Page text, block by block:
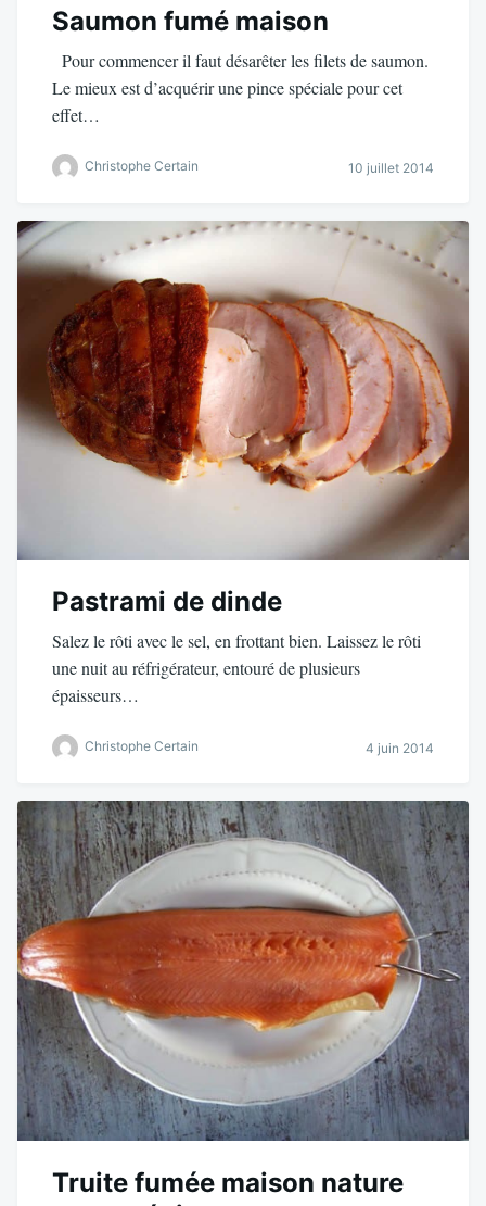
Saumon fumé maison
Pour commencer il faut désarêter les filets de saumon.
Le mieux est d’acquérir une pince spéciale pour cet
effet…
Christophe Certain 10 juillet 2014
Pastrami de dinde
Salez le rôti avec le sel, en frottant bien. Laissez le rôti
une nuit au réfrigérateur, entouré de plusieurs
épaisseurs…
Christophe Certain 4 juin 2014
Truite fumée maison nature